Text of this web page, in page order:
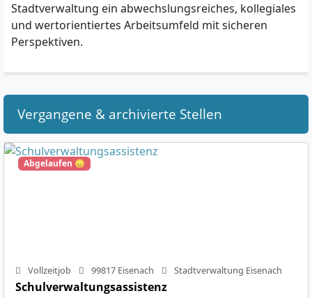
Stadtverwaltung ein abwechslungsreiches, kollegiales
und wertorientiertes Arbeitsumfeld mit sicheren
Perspektiven.
Vergangene & archivierte Stellen
Abgelaufen 😞
Vollzeitjob 99817 Eisenach Stadtverwaltung Eisenach
Schulverwaltungsassistenz